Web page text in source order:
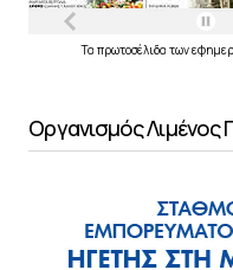
Τα πρωτοσέλιδα των
Οργανισμός Λιμένος